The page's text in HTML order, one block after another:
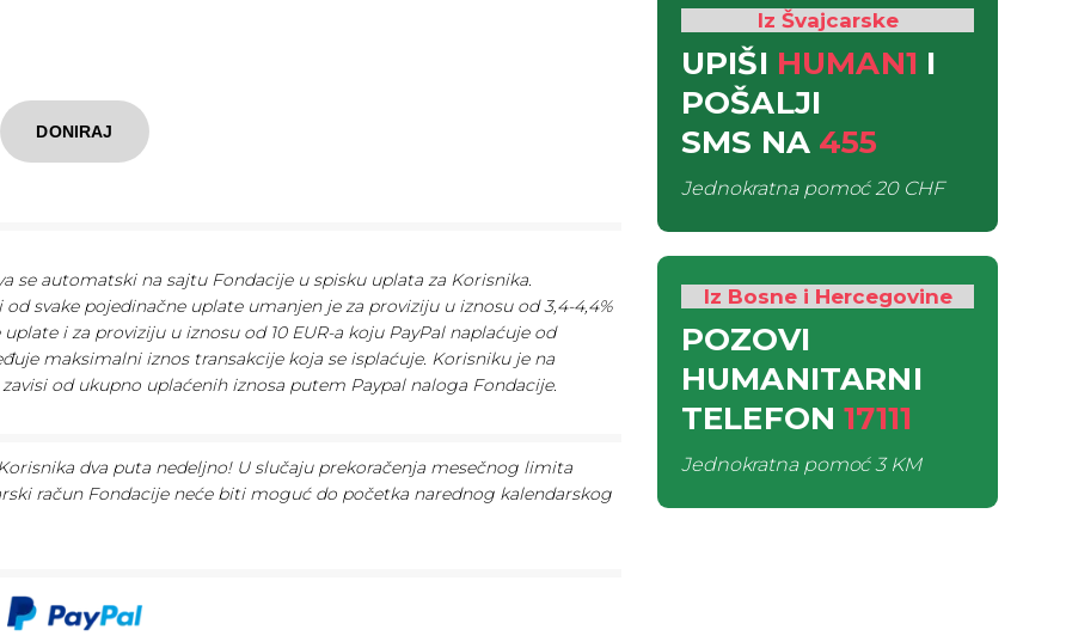
DONIRAJ
se automatski na sajtu Fondacije u spisku uplata za Korisnika.
svake pojedinačne uplate umanjen je za proviziju u iznosu od 3,4-4,4%
i za proviziju u iznosu od 10 EUR-a koju PayPal naplaćuje od
maksimalni iznos transakcije koja se isplaćuje. Korisniku je na
od ukupno uplaćenih iznosa putem Paypal naloga Fondacije.
dva puta nedeljno! U slučaju prekoračenja mesečnog limita
račun Fondacije neće biti moguć do početka narednog kalendarskog
Iz Švajcarske
UPIŠI HUMAN1 I
POŠALJI
SMS NA 455
Jednokratna pomoć20 CHF
Iz Bosne i Hercegovine
POZOVI
HUMANITARNI
TELEFON 17111
Jednokratna pomoć3 KM